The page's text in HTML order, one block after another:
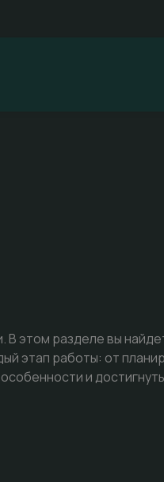
этом разделе вы
этап работы: от
и